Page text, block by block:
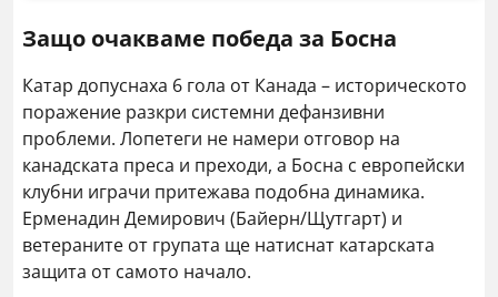
Защо очакваме победа за Босна
Катар допуснаха 6 гола от Канада – историческото
поражение разкри системни дефанзивни
проблеми. Лопетеги не намери отговор на
канадската преса и преходи, а Босна с европейски
клубни играчи притежава подобна динамика.
Ерменадин Демирович (Байерн/Щутгарт) и
ветераните от групата ще натиснат катарската
защита от самото начало.